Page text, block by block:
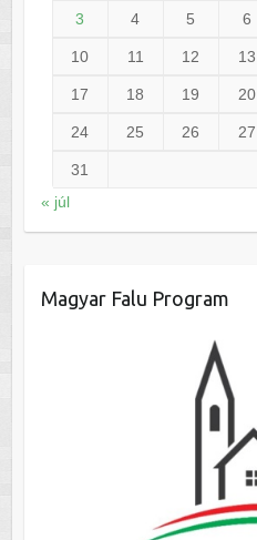
3 4 5 6
10 11 12 13
17 18 19 20
24 25 26 27
31
« júl
Magyar Falu Program